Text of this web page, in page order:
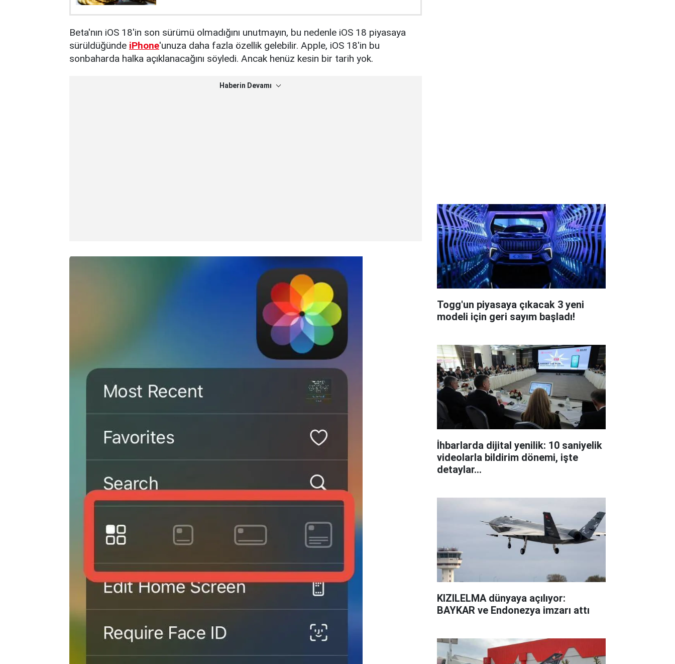
Beta'nın iOS 18'in son sürümü olmadığını unutmayın, bu nedenle iOS 18 piyasaya
sürüldüğünde iPhone'unuza daha fazla özellik gelebilir. Apple, iOS 18'in bu
sonbaharda halka açıklanacağını söyledi. Ancak henüz kesin bir tarih yok.
Haberin Devamı
Togg'un piyasaya çıkacak 3 yeni
modeli için geri sayım başladı!
İhbarlarda dijital yenilik: 10 saniyelik
videolarla bildirim dönemi, işte
detaylar...
KIZILELMA dünyaya açılıyor:
BAYKAR ve Endonezya imzarı attı